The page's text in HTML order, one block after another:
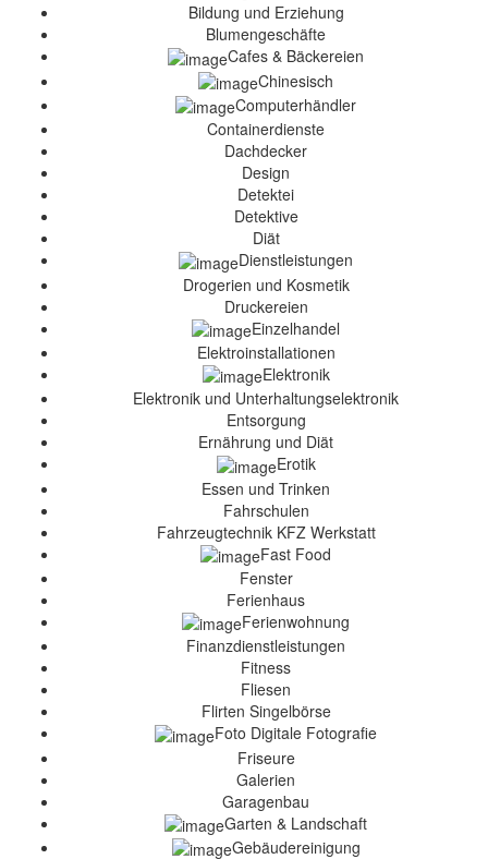
Bildung und Erziehung
Blumengeschäfte
Cafes & Bäckereien
Chinesisch
Computerhändler
Containerdienste
Dachdecker
Design
Detektei
Detektive
Diät
Dienstleistungen
Drogerien und Kosmetik
Druckereien
Einzelhandel
Elektroinstallationen
Elektronik
Elektronik und Unterhaltungselektronik
Entsorgung
Ernährung und Diät
Erotik
Essen und Trinken
Fahrschulen
Fahrzeugtechnik KFZ Werkstatt
Fast Food
Fenster
Ferienhaus
Ferienwohnung
Finanzdienstleistungen
Fitness
Fliesen
Flirten Singelbörse
Foto Digitale Fotografie
Friseure
Galerien
Garagenbau
Garten & Landschaft
Gebäudereinigung